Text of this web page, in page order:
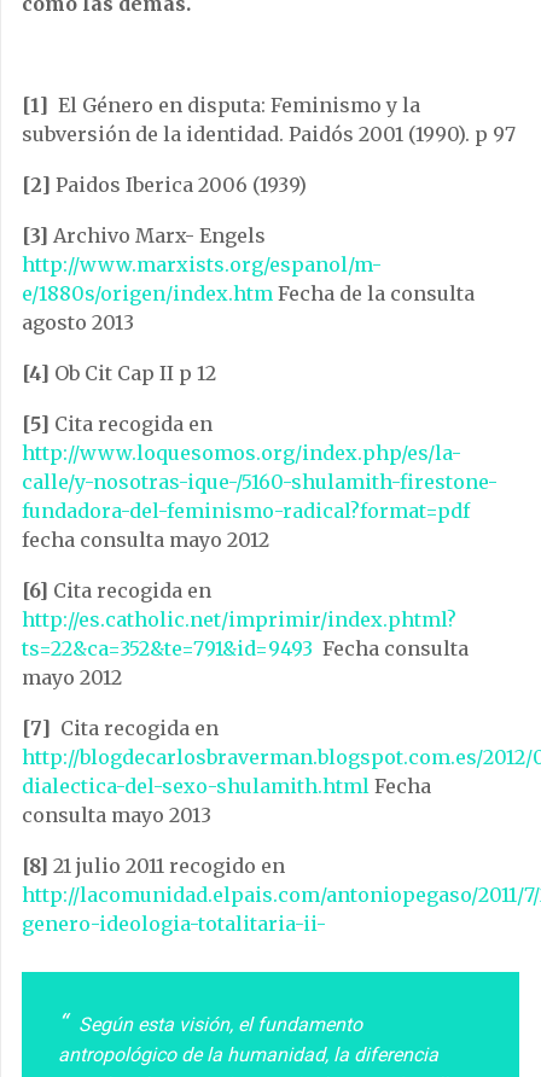
[1] El Género en disputa: Feminismo y la
subversión de la identidad. Paidós 2001 (1990). p 97
[2] Paidos Iberica 2006 (1939)
[3] Archivo Marx- Engels
http://www.marxists.org/espanol/m-
e/1880s/origen/index.htm Fecha de la consulta
agosto 2013
[4] Ob Cit Cap II p 12
[5] Cita recogida en
http://www.loquesomos.org/index.php/es/la-
calle/y-nosotras-ique-/5160-shulamith-firestone-
fundadora-del-feminismo-radical?format=pdf
fecha consulta mayo 2012
[6] Cita recogida en
http://es.catholic.net/imprimir/index.phtml?
ts=22&ca=352&te=791&id=9493 Fecha consulta
mayo 2012
[7] Cita recogida en
http://blogdecarlosbraverman.blogspot.com.es/2012/
dialectica-del-sexo-shulamith.html Fecha
consulta mayo 2013
[8] 21 julio 2011 recogido en
http://lacomunidad.elpais.com/antoniopegaso/2011/
genero-ideologia-totalitaria-ii-
Según esta visión, el fundamento
antropológico de la humanidad, la diferencia